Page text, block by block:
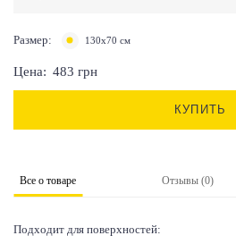
Размер: 130х70 см
Цена: 483 грн
КУПИТЬ
Все о товаре Отзывы (0)
Подходит для поверхностей: